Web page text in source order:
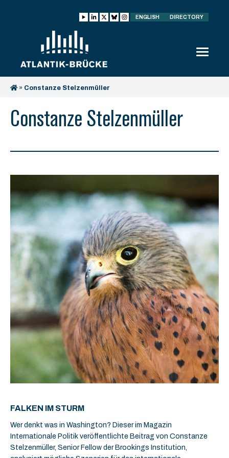
ENGLISH DIRECTORY
» Constanze Stelzenmüller
Constanze Stelzenmüller
FALKEN IM STURM
Wer denkt was in Washington? Dieser im Magazin
Internationale Politik veröffentlichte Beitrag von Constanze
Stelzenmüller, Senior Fellow der Brookings Institution,